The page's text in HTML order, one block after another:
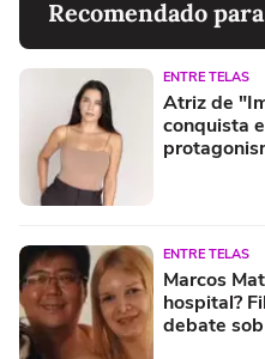
Recomendado
ENTRE TELAS
Atriz de
conquista
ENTRE TELAS
Marcos
hospital?
debate